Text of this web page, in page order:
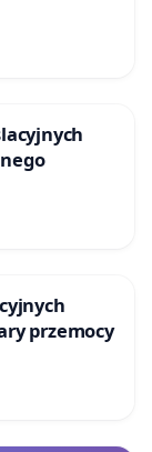
ofiary przemocy